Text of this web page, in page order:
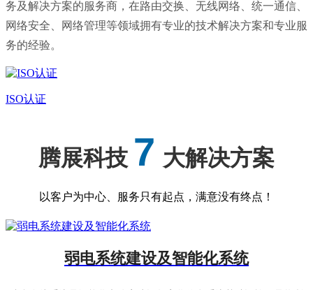
务及解决方案的服务商，在路由交换、无线网络、统一通信、
网络安全、网络管理等领域拥有专业的技术解决方案和专业服
务的经验。
ISO认证
腾展科技 7 大解决方案
以客户为中心、服务只有起点，满意没有终点！
弱电系统建设及智能化系统